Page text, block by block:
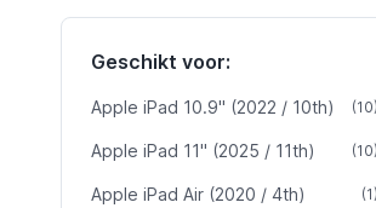
Geschikt voor:
Apple iPad 10.9" (2022 / 10th) (10)
Apple iPad 11" (2025 / 11th) (10)
Apple iPad Air (2020 / 4th) (1)